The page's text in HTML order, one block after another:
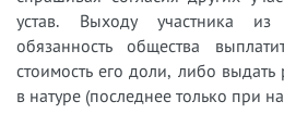
устав. Выходу участника из
обязанность общества
стоимость его доли, либо
в натуре (последнее только при